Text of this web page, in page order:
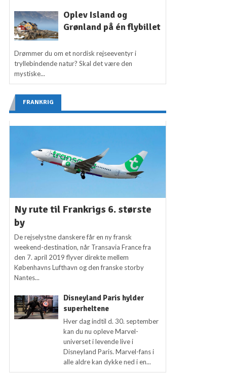
Oplev Island og
Grønland på én flybillet
Drømmer du om et nordisk rejseeventyr i
tryllebindende natur? Skal det være den
mystiske...
FRANKRIG
Ny rute til Frankrigs 6. største
by
De rejselystne danskere får en ny fransk
weekend-destination, når Transavia France fra
den 7. april 2019 flyver direkte mellem
Københavns Lufthavn og den franske storby
Nantes...
Disneyland Paris hylder
superheltene
Hver dag indtil d. 30. september
kan du nu opleve Marvel-
universet i levende live i
Disneyland Paris. Marvel-fans i
alle aldre kan dykke ned i en...